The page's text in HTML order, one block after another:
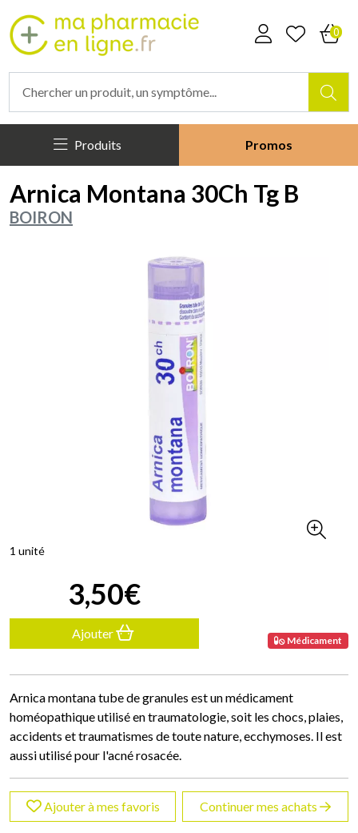
0
Produits Promos
Arnica Montana 30Ch Tg B
BOIRON
1 unité
3,50€
Ajouter Médicament
Arnica montana tube de granules est un médicament
homéopathique utilisé en traumatologie, soit les chocs, plaies,
accidents et traumatismes de toute nature, ecchymoses. Il est
aussi utilisé pour l'acné rosacée.
Ajouter à mes favoris Continuer mes achats